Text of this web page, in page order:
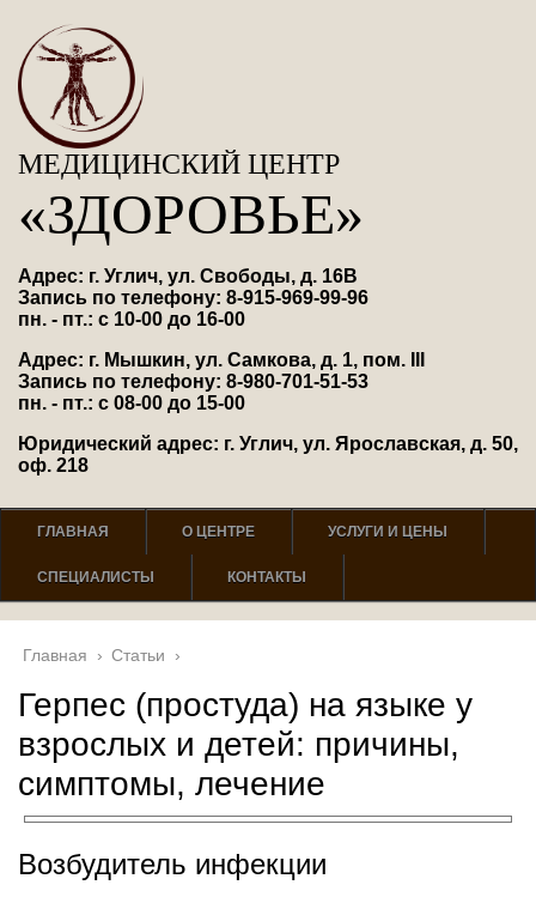
МЕДИЦИНСКИЙ ЦЕНТР
«ЗДОРОВЬЕ»
Адрес: г. Углич, ул. Свободы, д. 16В
Запись по телефону: 8-915-969-99-96
пн. - пт.: с 10-00 до 16-00
Адрес: г. Мышкин, ул. Самкова, д. 1, пом. III
Запись по телефону: 8-980-701-51-53
пн. - пт.: с 08-00 до 15-00
Юридический адрес: г. Углич, ул. Ярославская, д. 50,
оф. 218
ГЛАВНАЯ О ЦЕНТРЕ УСЛУГИ И ЦЕНЫ
СПЕЦИАЛИСТЫ КОНТАКТЫ
Главная › Статьи ›
Герпес (простуда) на языке у
взрослых и детей: причины,
симптомы, лечение
Возбудитель инфекции